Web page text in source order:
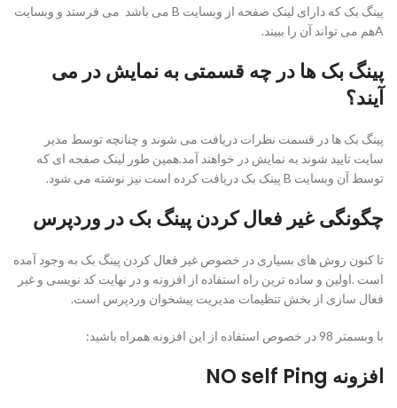
پینگ بک که دارای لینک صفحه از وبسایت B می باشد می فرستد و وبسایت
Aهم می تواند آن را ببیند.
پینگ بک ها در چه قسمتی به نمایش در می
آیند؟
پینگ بک ها در قسمت نظرات دریافت می شوند و چنانچه توسط مدیر
سایت تایید شوند به نمایش در خواهند آمد.همین طور لینک صفحه ای که
توسط آن وبسایت B پینک بک دریافت کرده است نیز نوشته می شود.
چگونگی غیر فعال کردن پینگ بک در وردپرس
تا کنون روش های بسیاری در خصوص غیر فعال کردن پینگ بک به وجود آمده
است .اولین و ساده ترین راه استفاده از افزونه و در نهایت کد نویسی و غیر
فعال سازی از بخش تنظیمات مدیریت پیشخوان وردپرس است.
با وبسمتر 98 در خصوص استفاده از این افزونه همراه باشید:
افزونه NO self Ping